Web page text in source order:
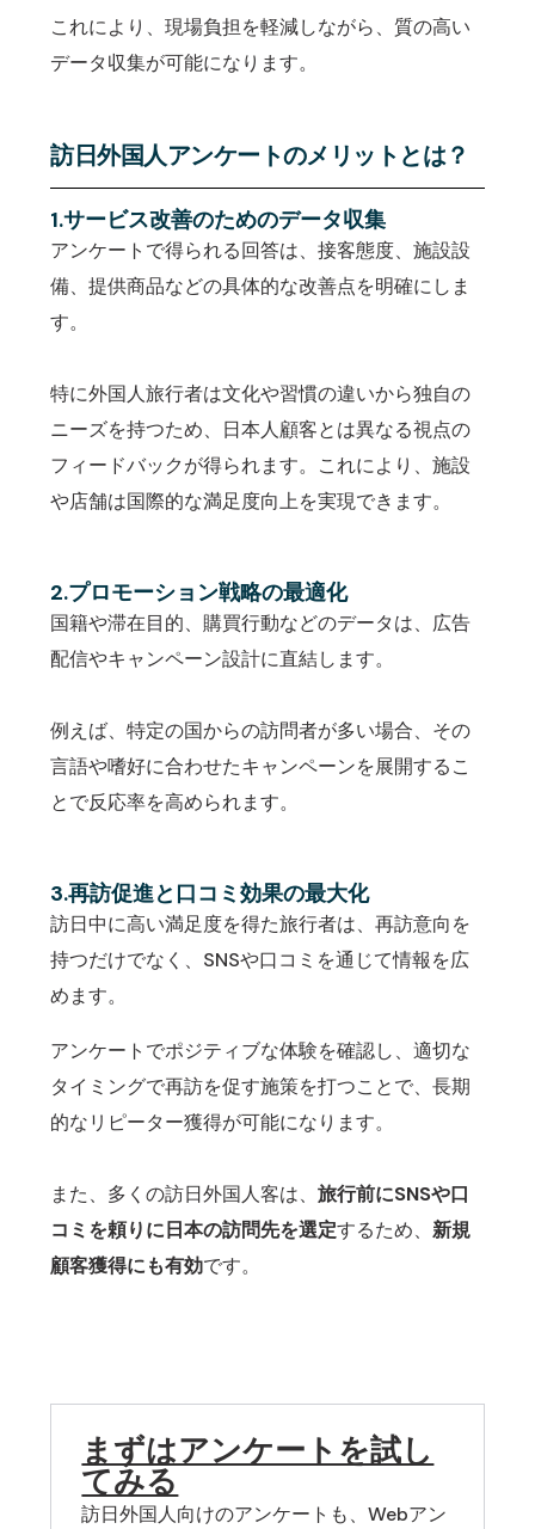
これにより、現場負担を軽減しながら、質の高い
データ収集が可能になります。
訪日外国人アンケートのメリットとは？
1.サービス改善のためのデータ収集
アンケートで得られる回答は、接客態度、施設設
備、提供商品などの具体的な改善点を明確にしま
す。
特に外国人旅行者は文化や習慣の違いから独自の
ニーズを持つため、日本人顧客とは異なる視点の
フィードバックが得られます。これにより、施設
や店舗は国際的な満足度向上を実現できます。
2.プロモーション戦略の最適化
国籍や滞在目的、購買行動などのデータは、広告
配信やキャンペーン設計に直結します。
例えば、特定の国からの訪問者が多い場合、その
言語や嗜好に合わせたキャンペーンを展開するこ
とで反応率を高められます。
3.再訪促進と口コミ効果の最大化
訪日中に高い満足度を得た旅行者は、再訪意向を
持つだけでなく、SNSや口コミを通じて情報を広
めます。
アンケートでポジティブな体験を確認し、適切な
タイミングで再訪を促す施策を打つことで、長期
的なリピーター獲得が可能になります。
また、多くの訪日外国人客は、旅行前にSNSや口
コミを頼りに日本の訪問先を選定するため、新規
顧客獲得にも有効です。
まずはアンケートを試し
てみる
訪日外国人向けのアンケートも、Webアン